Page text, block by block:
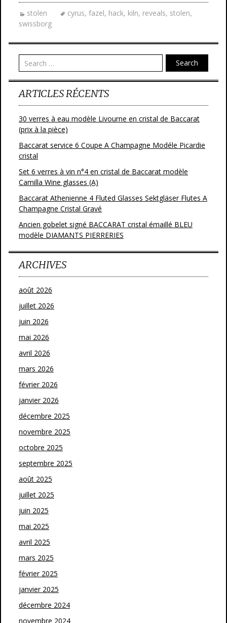
e
b
o
o
k
itt
er
ai
l
ta
g
er
stolen cyrus, fazel, hack, kiln, reveals, stolen,
swissborg
Search
ARTICLES RÉCENTS
30 verres à eau modèle Livourne en cristal de Baccarat
(prix à la pièce)
Baccarat service 6 Coupe A Champagne Modéle Picardie
cristal
Set 6 verres à vin n°4 en cristal de Baccarat modèle
Camilla Wine glasses (A)
Baccarat Athenienne 4 Fluted Glasses Sektgläser Flutes A
Champagne Cristal Gravé
Ancien gobelet signé BACCARAT cristal émaillé BLEU
modèle DIAMANTS PIERRERIES
ARCHIVES
août 2026
juillet 2026
juin 2026
mai 2026
avril 2026
mars 2026
février 2026
janvier 2026
décembre 2025
novembre 2025
octobre 2025
septembre 2025
août 2025
juillet 2025
juin 2025
mai 2025
avril 2025
mars 2025
février 2025
janvier 2025
décembre 2024
novembre 2024